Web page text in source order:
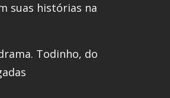
suas histórias na
Todinho, do